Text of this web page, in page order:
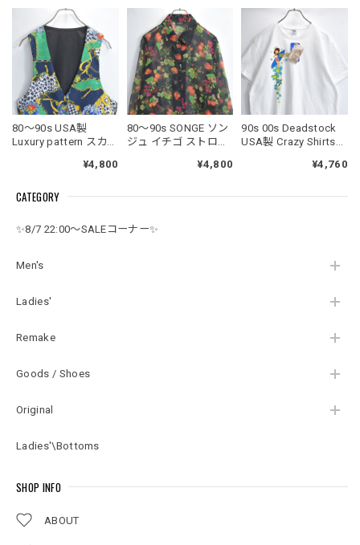
CATEGORY
✨8/7 22:00～SALEコーナー✨
Men's
Ladies'
Remake
Goods / Shoes
Original
Ladies'\Bottoms
SHOP INFO
ABOUT
80～90s USA製
Luxury pattern スカー
ード 総柄 ジレ ベスト
ージ アメリカ古着 レ
¥4,800
80～90s SONGE ソン
ジュ イチゴ ストロベ
デザイン シアー ロン
ャパンヴィンテージ
ィースL～XL相当
¥4,800
90s 00s Deadstock
USA製 Crazy Shirts
ャツ 半袖 サーフエン
ント ハワイ キャラク
¥4,760